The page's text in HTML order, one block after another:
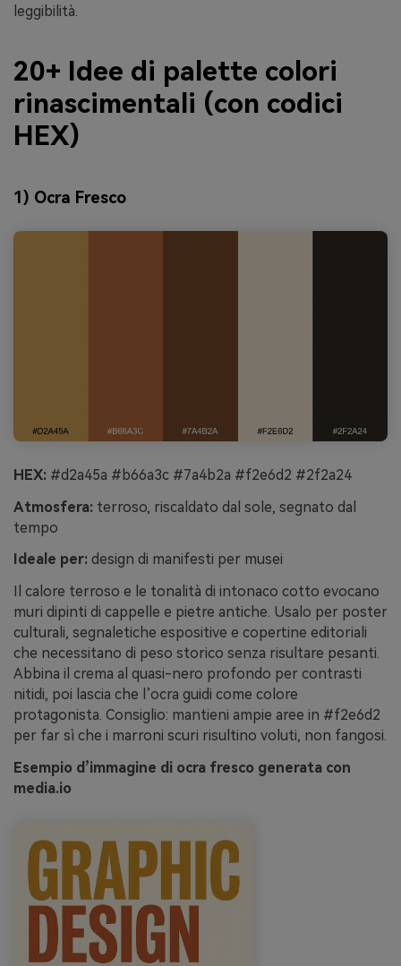
leggibilità.
20+ Idee di palette colori
rinascimentali (con codici
HEX)
1) Ocra Fresco
HEX: #d2a45a #b66a3c #7a4b2a #f2e6d2 #2f2a24
Atmosfera: terroso, riscaldato dal sole, segnato dal
tempo
Ideale per: design di manifesti per musei
Il calore terroso e le tonalità di intonaco cotto evocano
muri dipinti di cappelle e pietre antiche. Usalo per poster
culturali, segnaletiche espositive e copertine editoriali
che necessitano di peso storico senza risultare pesanti.
Abbina il crema al quasi-nero profondo per contrasti
nitidi, poi lascia che l’ocra guidi come colore
protagonista. Consiglio: mantieni ampie aree in #f2e6d2
per far sì che i marroni scuri risultino voluti, non fangosi.
Esempio d’immagine di ocra fresco generata con
media.io